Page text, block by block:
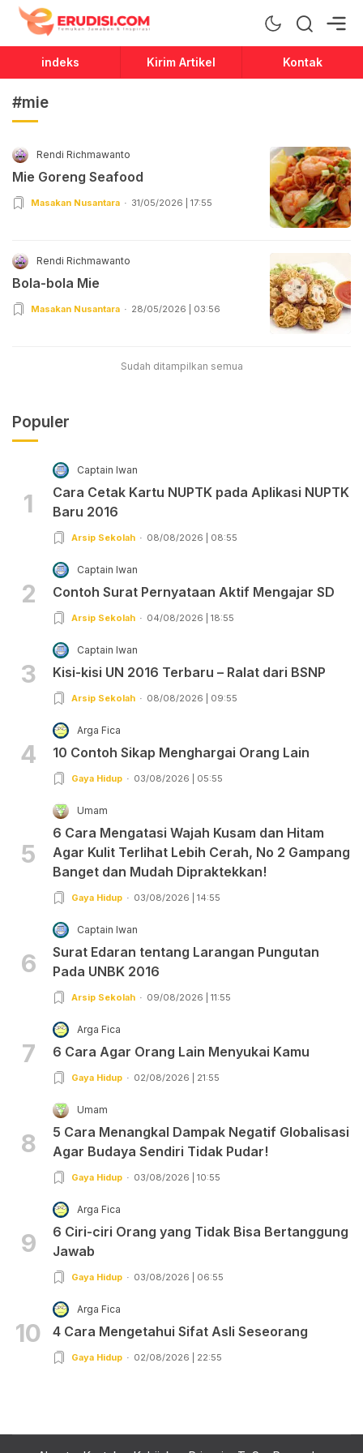
Erudisi
Temukan Jawaban dan Inspirasi
indeks Kirim Artikel Kontak
#mie
Rendi Richmawanto
Mie Goreng Seafood
Masakan Nusantara 31/05/2026 | 17:55
Rendi Richmawanto
Bola-bola Mie
Masakan Nusantara 28/05/2026 | 03:56
Sudah ditampilkan semua
Populer
1
Captain Iwan
Cara Cetak Kartu NUPTK pada Aplikasi NUPTK
Baru 2016
Arsip Sekolah 08/08/2026 | 08:55
2
Captain Iwan
Contoh Surat Pernyataan Aktif Mengajar SD
Arsip Sekolah 04/08/2026 | 18:55
3
Captain Iwan
Kisi-kisi UN 2016 Terbaru – Ralat dari BSNP
Arsip Sekolah 08/08/2026 | 09:55
4
Arga Fica
10 Contoh Sikap Menghargai Orang Lain
Gaya Hidup 03/08/2026 | 05:55
5
Umam
6 Cara Mengatasi Wajah Kusam dan Hitam
Agar Kulit Terlihat Lebih Cerah, No 2 Gampang
Banget dan Mudah Dipraktekkan!
Gaya Hidup 03/08/2026 | 14:55
6
Captain Iwan
Surat Edaran tentang Larangan Pungutan
Pada UNBK 2016
Arsip Sekolah 09/08/2026 | 11:55
7
Arga Fica
6 Cara Agar Orang Lain Menyukai Kamu
Gaya Hidup 02/08/2026 | 21:55
8
Umam
5 Cara Menangkal Dampak Negatif Globalisasi
Agar Budaya Sendiri Tidak Pudar!
Gaya Hidup 03/08/2026 | 10:55
9
Arga Fica
6 Ciri-ciri Orang yang Tidak Bisa Bertanggung
Jawab
Gaya Hidup 03/08/2026 | 06:55
10
Arga Fica
4 Cara Mengetahui Sifat Asli Seseorang
Gaya Hidup 02/08/2026 | 22:55